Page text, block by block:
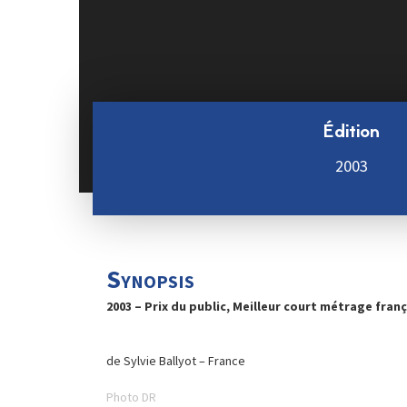
Édition
2003
Synopsis
2003 – Prix du public, Meilleur court métrage
de Sylvie Ballyot – France
Photo DR